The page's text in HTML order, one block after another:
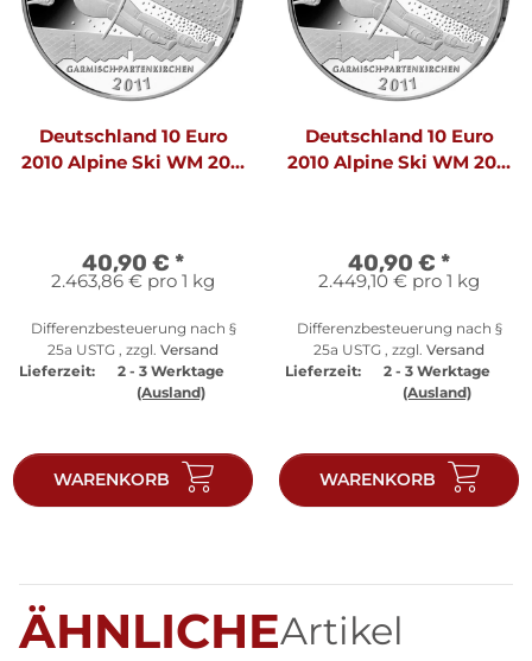
Deutschland 10 Euro
2010 Alpine Ski WM 2011
40,90 € *
2.463,86 € pro 1 kg
Differenzbesteuerung nach §
25a USTG , zzgl. Versand
Lieferzeit:
2 - 3 Werktage
(Ausland)
WARENKORB
Deutschland 10 Euro
2010 Alpine Ski WM 2011
40,90 € *
2.449,10 € pro 1 kg
Differenzbesteuerung nach §
25a USTG , zzgl. Versand
Lieferzeit:
2 - 3 Werktage
(Ausland)
WARENKORB
ÄHNLICHEArtikel